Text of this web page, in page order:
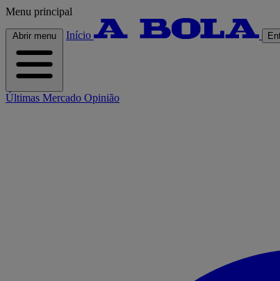
Menu principal
Abrir menu Início
Últimas Mercado Opinião